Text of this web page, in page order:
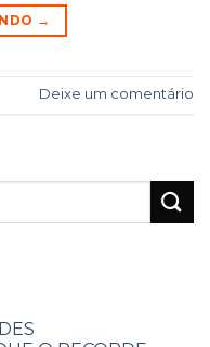
→
Deixe um comentário